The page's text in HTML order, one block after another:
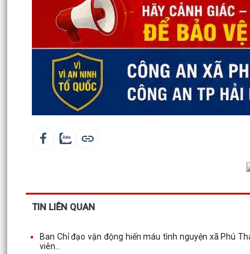
TIN LIÊN QUAN
Ban Chỉ đạo vận động hiến máu tình nguyện xã Phú
viên...